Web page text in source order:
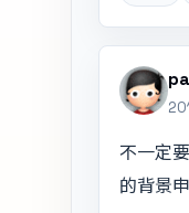
不一定
的背景